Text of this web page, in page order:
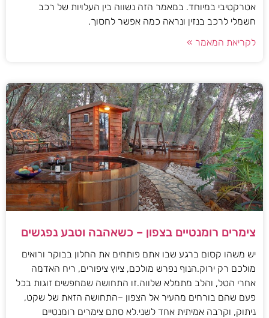
אטרקטיבי במיוחד. במאמר הזה נשווה בין העלויות של רכב
חשמלי לרכב בנזין ונראה כמה אפשר לחסוך.
לקריאת המאמר »
צימרים רומנטיים בצפון – כשאהבה וטבע נפגשים
יש משהו קסום ברגע שבו אתם פותחים את החלון בבוקר ורואים
מולכם רק ירוק.הנוף נפרש מולכם, ציוץ ציפורים, ריח האדמה
אחרי הטל, והלב מתמלא שלווה.זו התחושה שמחפשים זוגות בכל
פעם שהם בורחים מהעיר אל הצפון –התחושה הזאת של שקט,
ניתוק, וקרבה אמיתית אחד לשני.לא סתם צימרים רומנטיים